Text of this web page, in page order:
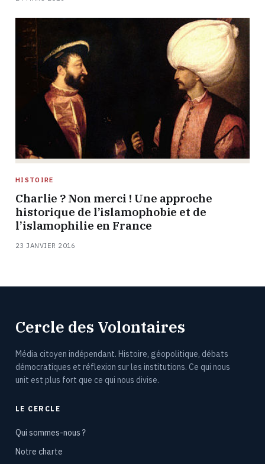
HISTOIRE
Charlie ? Non merci ! Une approche
historique de l’islamophobie et de
l’islamophilie en France
23 JANVIER 2016
Cercle des Volontaires
Média citoyen indépendant. Histoire, géopolitique, débats
démocratiques et réflexion sur les institutions. Ce qui nous
unit est plus fort que ce qui nous divise.
LE CERCLE
Qui sommes-nous ?
Notre charte